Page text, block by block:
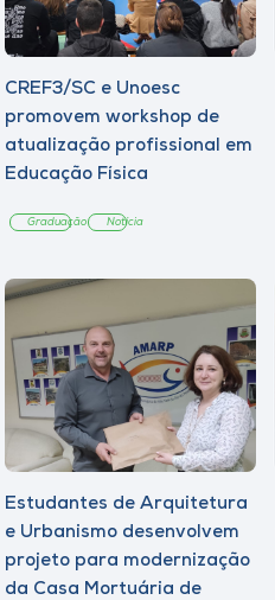
CREF3/SC e Unoesc
promovem workshop de
atualização profissional em
Educação Física
Graduação Notícia
Estudantes de Arquitetura
e Urbanismo desenvolvem
projeto para modernização
da Casa Mortuária de